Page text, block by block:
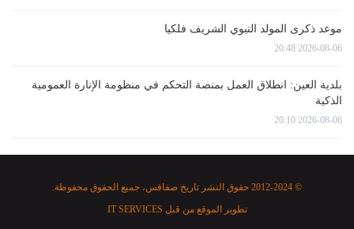
موعد ذكرى المولد النبوي الشريف فلكيا
2026-08-06 20:48
بلدية العين: انطلاق العمل بمنصة التحكم في منظومة الإنارة العمومية
الذكية
2026-08-06 20:10
© 2012-2024 حقوق النشر تاريخ صفاقس، جميع الحقوق محفوظة.
تطوير الموقع من قبل IT SERVICES